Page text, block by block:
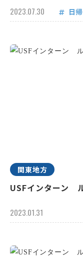
2023.07.30 日
関東地方
USFインターン
2023.01.31